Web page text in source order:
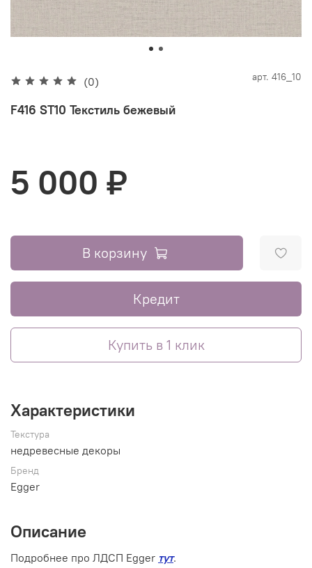
(0) арт. 416_10
F416 ST10 Текстиль бежевый
5 000 ₽
В корзину
Кредит
Купить в 1 клик
Характеристики
Текстура
недревесные декоры
Бренд
Egger
Описание
Подробнее про ЛДСП Egger тут.